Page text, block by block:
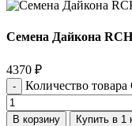
Семена Дайкона RCH
4370 ₽
Количество
В корзину Купить в 1